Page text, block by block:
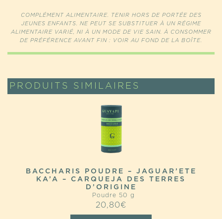
COMPLÉMENT ALIMENTAIRE. TENIR HORS DE PORTÉE DES
JEUNES ENFANTS. NE PEUT SE SUBSTITUER À UN RÉGIME
ALIMENTAIRE VARIÉ, NI À UN MODE DE VIE SAIN. À CONSOMMER
DE PRÉFÉRENCE AVANT FIN : VOIR AU FOND DE LA BOÎTE.
PRODUITS SIMILAIRES
BACCHARIS POUDRE – JAGUAR’ETE
KA’A – CARQUEJA DES TERRES
D’ORIGINE
Poudre 50 g
20,80€